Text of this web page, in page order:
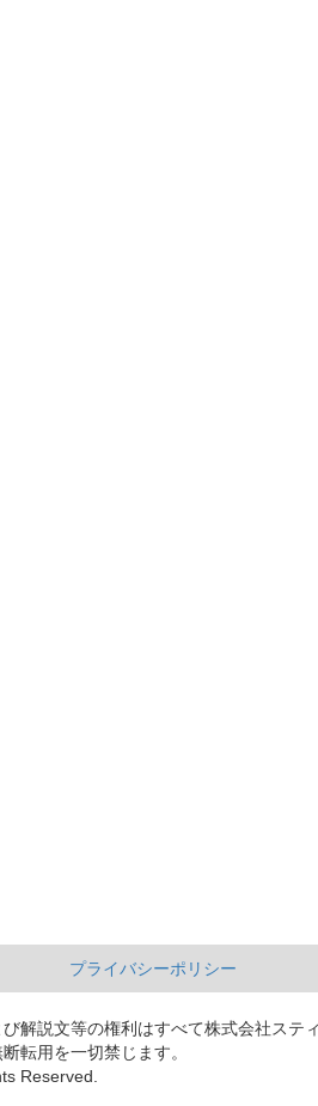
プライバシーポリシー
解説文等の権利はすべて株式会社ステ
転用を一切禁じます。
Reserved.